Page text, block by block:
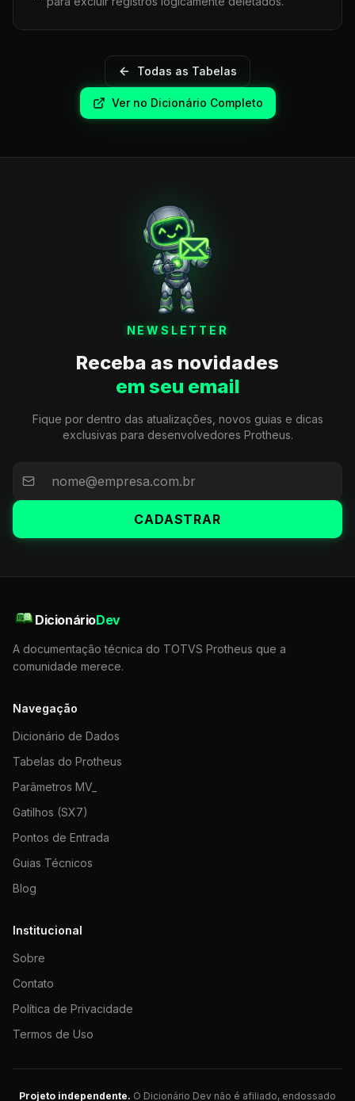
Todas as Tabelas
Ver no Dicionário Completo
NEWSLETTER
Receba as novidades
em seu email
Fique por dentro das atualizações, novos guias e dicas
exclusivas para desenvolvedores Protheus.
CADASTRAR
DicionárioDev
A documentação técnica do TOTVS Protheus que a
comunidade merece.
Navegação
Dicionário de Dados
Tabelas do Protheus
Parâmetros MV_
Gatilhos (SX7)
Pontos de Entrada
Guias Técnicos
Blog
Institucional
Sobre
Contato
Política de Privacidade
Termos de Uso
Projeto independente. O Dicionário Dev não é afiliado, endossado